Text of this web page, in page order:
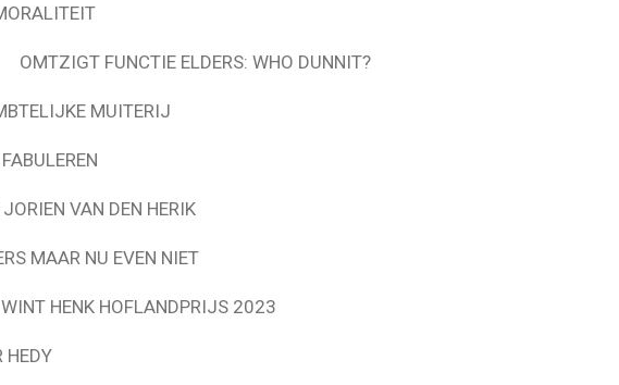
OMTZIGT FUNCTIE ELDERS: WHO DUNNIT?
MUITERIJ
VAN DEN HERIK
MAAR NU EVEN NIET
HENK HOFLANDPRIJS 2023
HEDY